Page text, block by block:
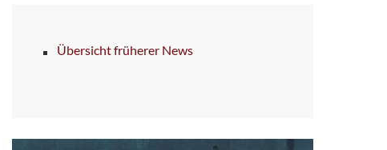
Übersicht früherer News